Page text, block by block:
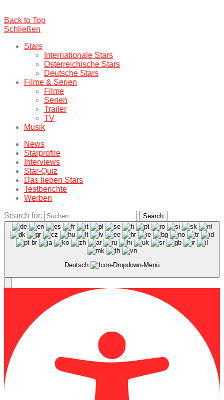
Back to Top
Schließen
Stars
Internationale Stars
Österreichische Stars
Deutsche Stars
Filme & Serien
Filme
Serien
Trailer
TV
Musik
News
Starprofile
Interviews
Star-Quiz
Das lieben Stars
Testberichte
Werben
Search for: Search
Deutsch